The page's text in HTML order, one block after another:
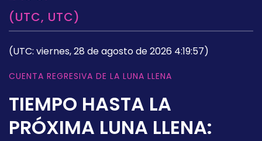
(UTC, UTC)
(UTC: viernes, 28 de agosto de 2026 4:19:57)
CUENTA REGRESIVA DE LA LUNA LLENA
TIEMPO HASTA LA
PRÓXIMA LUNA LLENA: